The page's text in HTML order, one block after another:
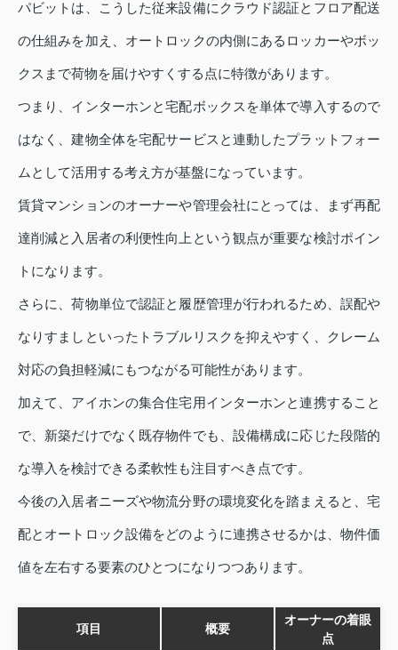
パビットは、こうした従来設備にクラウド認証とフロア配送
の仕組みを加え、オートロックの内側にあるロッカーやボッ
クスまで荷物を届けやすくする点に特徴があります。
つまり、インターホンと宅配ボックスを単体で導入するので
はなく、建物全体を宅配サービスと連動したプラットフォー
ムとして活用する考え方が基盤になっています。
賃貸マンションのオーナーや管理会社にとっては、まず再配
達削減と入居者の利便性向上という観点が重要な検討ポイン
トになります。
さらに、荷物単位で認証と履歴管理が行われるため、誤配や
なりすましといったトラブルリスクを抑えやすく、クレーム
対応の負担軽減にもつながる可能性があります。
加えて、アイホンの集合住宅用インターホンと連携すること
で、新築だけでなく既存物件でも、設備構成に応じた段階的
な導入を検討できる柔軟性も注目すべき点です。
今後の入居者ニーズや物流分野の環境変化を踏まえると、宅
配とオートロック設備をどのように連携させるかは、物件価
値を左右する要素のひとつになりつつあります。
項目 概要
オーナーの着眼
点